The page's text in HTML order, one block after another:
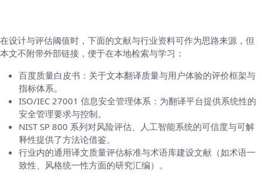
在设计与评估阈值时，下面的文献与行业资料可作为思路来源，但
本文不附带外部链接，便于在本地检索与学习：
百度质量白皮书：关于文本翻译质量与用户体验的评价框架与
指标体系。
ISO/IEC 27001 信息安全管理体系：为翻译平台提供系统性的
安全管理要求与控制。
NIST SP 800 系列对风险评估、人工智能系统的可信度与可解
释性提供了方法论借鉴。
行业内的通用译文质量评估标准与术语库建设文献（如术语一
致性、风格统一性方面的研究汇编）。